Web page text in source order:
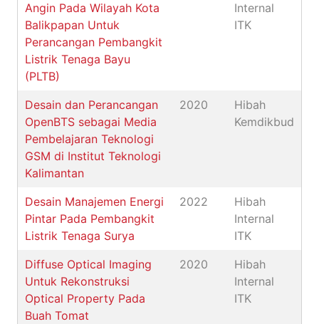
Angin Pada Wilayah Kota
Balikpapan Untuk
Perancangan Pembangkit
Listrik Tenaga Bayu
(PLTB)
Internal
ITK
Desain dan Perancangan
OpenBTS sebagai Media
Pembelajaran Teknologi
GSM di Institut Teknologi
Kalimantan
2020
Hibah
Kemdikbud
Desain Manajemen Energi
Pintar Pada Pembangkit
Listrik Tenaga Surya
2022
Hibah
Internal
ITK
Diffuse Optical Imaging
Untuk Rekonstruksi
Optical Property Pada
Buah Tomat
2020
Hibah
Internal
ITK